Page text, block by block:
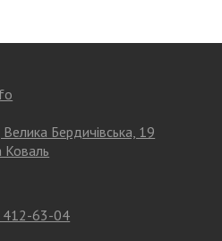
Бердичівська, 19
Коваль
412-63-04